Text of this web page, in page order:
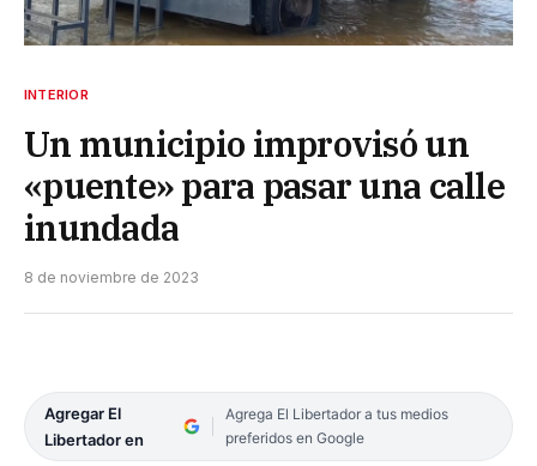
INTERIOR
Un municipio improvisó un
«puente» para pasar una calle
inundada
8 de noviembre de 2023
Agregar El
Libertador en
Agrega El Libertador a tus medios
preferidos en Google